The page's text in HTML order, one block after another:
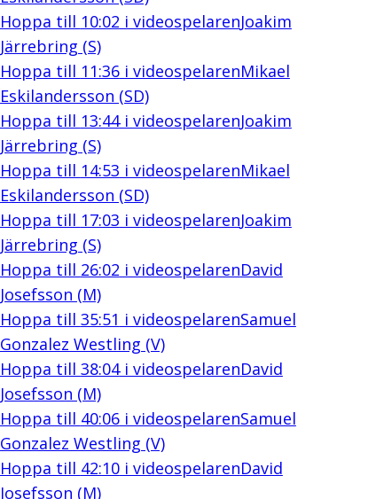
Hoppa till 10:02 i videospelarenJoakim
Järrebring (S)
Hoppa till 11:36i videospelarenMikael
Eskilandersson (SD)
Hoppa till 13:44i videospelarenJoakim
Järrebring (S)
Hoppa till 14:53 i videospelarenMikael
Eskilandersson (SD)
Hoppa till 17:03 i videospelarenJoakim
Järrebring (S)
Hoppa till 26:02 i videospelarenDavid
Josefsson (M)
Hoppa till 35:51 i videospelarenSamuel
Gonzalez Westling (V)
Hoppa till 38:04i videospelarenDavid
Josefsson (M)
Hoppa till 40:06i videospelarenSamuel
Gonzalez Westling (V)
Hoppa till 42:10i videospelarenDavid
Josefsson (M)